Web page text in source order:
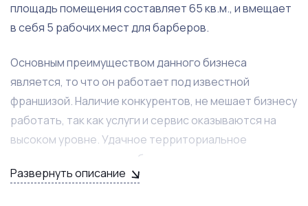
площадь помещения составляет 65 кв.м., и вмещает
в себя 5 рабочих мест для барберов.
Основным преимуществом данного бизнеса
является, то что он работает под известной
франшизой. Наличие конкурентов, не мешает бизнесу
работать, так как услуги и сервис оказываются на
высоком уровне. Удачное территориальное
расположение данного бизнеса, генерирует
постоянный и дополнительный поток клиентов. В
Развернуть описание